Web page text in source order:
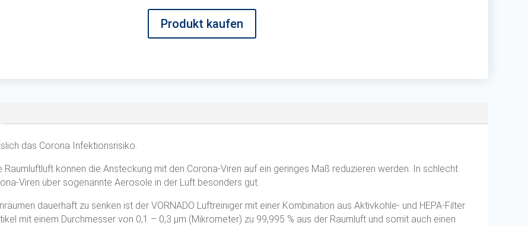
Produkt kaufen
das Corona Infektionsrisiko.
können die Ansteckung mit den Corona-Viren auf ein geringes Maß reduzieren werden. In schlecht
Viren über sogenannte Aerosole in der Luft besonders gut.
dauerhaft zu senken ist der VORNADO Luftreiniger mit einer Kombination aus Aktivkohle- und HEPA-Filter
mit einem Durchmesser von 0,1 – 0,3 μm (Mikrometer) zu 99,995 % aus der Raumluft und somit auch einen